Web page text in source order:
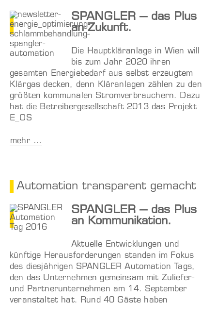
SPANGLER – das Plus
an Zukunft.
Die Hauptkläranlage in Wien will
bis zum Jahr 2020 ihren
gesamten Energiebedarf aus selbst erzeugtem
Klärgas decken, denn Kläranlagen zählen zu den
größten kommunalen Stromverbrauchern. Dazu
hat die Betreibergesellschaft 2013 das Projekt
E_OS
mehr …
Automation transparent gemacht
SPANGLER – das Plus
an Kommunikation.
Aktuelle Entwicklungen und
künftige Herausforderungen standen im Fokus
des diesjährigen SPANGLER Automation Tags,
den das Unternehmen gemeinsam mit Zuliefer-
und Partnerunternehmen am 14. September
veranstaltet hat. Rund 40 Gäste haben